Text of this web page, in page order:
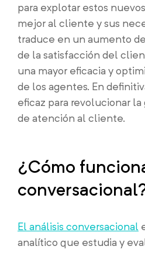
para explotar estos
mejor al cliente y sus
traduce en un aumento
de la satisfacción del
una mayor eficacia y
de los agentes. En
eficaz para revolucionar
de atención al cliente.
¿Cómo
El análisis conversacional
analítico que estudia y